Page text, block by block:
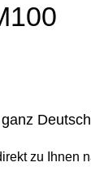
zu Ihnen